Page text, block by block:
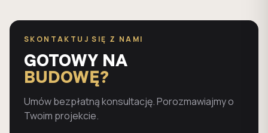
SKONTAKTUJ SIĘ Z NAMI
GOTOWY NA
BUDOWĘ?
Umów bezpłatną konsultację. Porozmawiajmy o
Twoim projekcie.